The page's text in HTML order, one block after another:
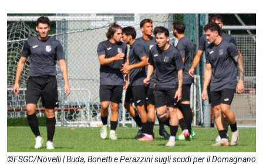
©FSGC/Novelli | Buda, Bonetti e Perazzini sugli scudi per il Domagnano